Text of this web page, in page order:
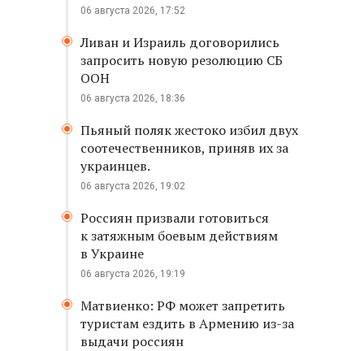
06 августа 2026, 17:52
Ливан и Израиль договорились
запросить новую резолюцию СБ
ООН
06 августа 2026, 18:36
Пьяный поляк жестоко избил двух
соотечественников, приняв их за
украинцев.
06 августа 2026, 19:02
Россиян призвали готовиться
к затяжным боевым действиям
в Украине
06 августа 2026, 19:19
Матвиенко: РФ может запретить
туристам ездить в Армению из-за
выдачи россиян